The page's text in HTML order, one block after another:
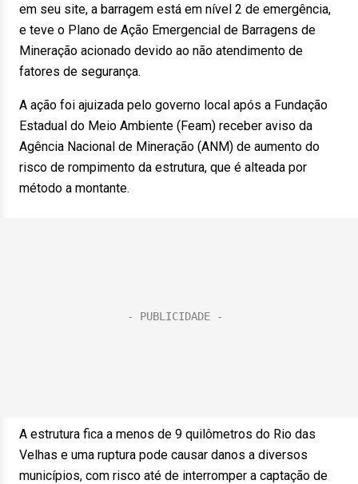
em seu site, a barragem está em nível 2 de emergência,
e teve o Plano de Ação Emergencial de Barragens de
Mineração acionado devido ao não atendimento de
fatores de segurança.
A ação foi ajuizada pelo governo local após a Fundação
Estadual do Meio Ambiente (Feam) receber aviso da
Agência Nacional de Mineração (ANM) de aumento do
risco de rompimento da estrutura, que é alteada por
método a montante.
A estrutura fica a menos de 9 quilômetros do Rio das
Velhas e uma ruptura pode causar danos a diversos
municípios, com risco até de interromper a captação de